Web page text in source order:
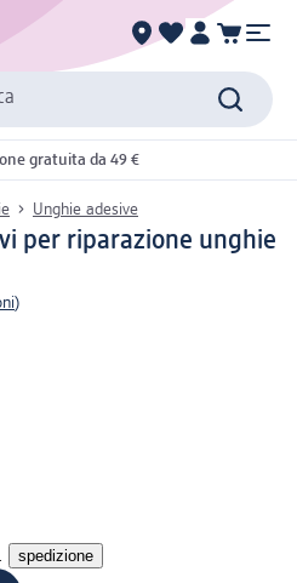
gratuita da 49 €
Unghie adesive
per riparazione unghie
)
spedizione